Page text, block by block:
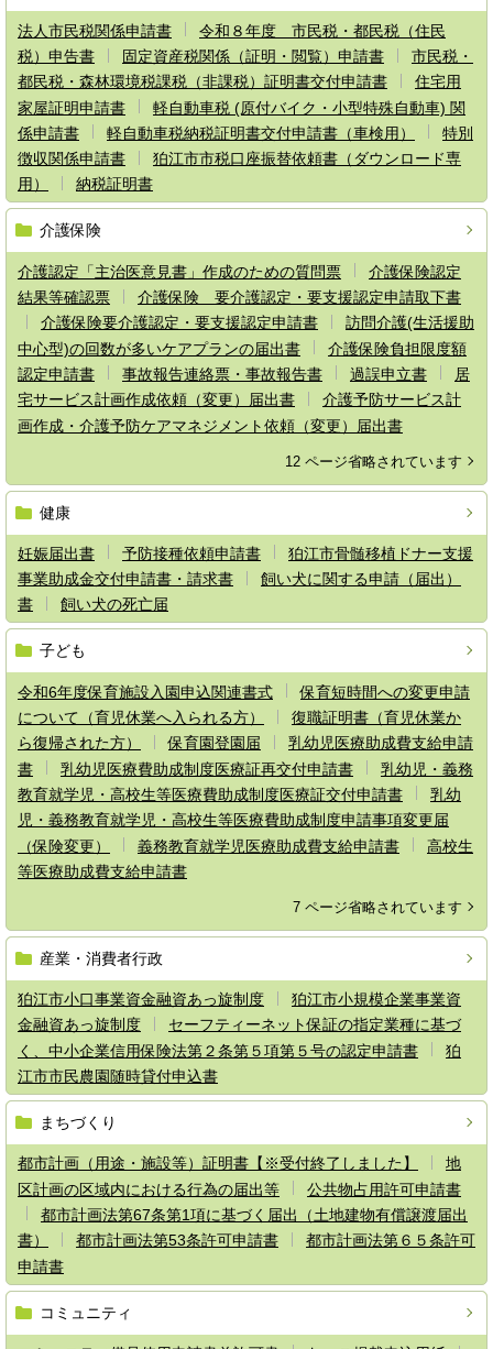
法人市民税関係申請書
令和８年度 市民税・都民税（住民
税）申告書
固定資産税関係（証明・閲覧）申請書
市民税・
都民税・森林環境税課税（非課税）証明書交付申請書
住宅用
家屋証明申請書
軽自動車税 (原付バイク・小型特殊自動車) 関
係申請書
軽自動車税納税証明書交付申請書（車検用）
特別
徴収関係申請書
狛江市市税口座振替依頼書（ダウンロード専
用）
納税証明書
介護保険
介護認定「主治医意見書」作成のための質問票
介護保険認定
結果等確認票
介護保険 要介護認定・要支援認定申請取下書
介護保険要介護認定・要支援認定申請書
訪問介護(生活援助
中心型)の回数が多いケアプランの届出書
介護保険負担限度額
認定申請書
事故報告連絡票・事故報告書 過誤申立書
居
宅サービス計画作成依頼（変更）届出書
介護予防サービス計
画作成・介護予防ケアマネジメント依頼（変更）届出書
12 ページ省略されています
健康
妊娠届出書 予防接種依頼申請書
狛江市骨髄移植ドナー支援
事業助成金交付申請書・請求書
飼い犬に関する申請（届出）
書
飼い犬の死亡届
子ども
令和6年度保育施設入園申込関連書式
保育短時間への変更申請
について（育児休業へ入られる方）
復職証明書（育児休業か
ら復帰された方）
保育園登園届
乳幼児医療助成費支給申請
書
乳幼児医療費助成制度医療証再交付申請書
乳幼児・義務
教育就学児・高校生等医療費助成制度医療証交付申請書
乳幼
児・義務教育就学児・高校生等医療費助成制度申請事項変更届
（保険変更）
義務教育就学児医療助成費支給申請書
高校生
等医療助成費支給申請書
7 ページ省略されています
産業・消費者行政
狛江市小口事業資金融資あっ旋制度
狛江市小規模企業事業資
金融資あっ旋制度
セーフティーネット保証の指定業種に基づ
く、中小企業信用保険法第２条第５項第５号の認定申請書
狛
江市市民農園随時貸付申込書
まちづくり
都市計画（用途・施設等）証明書【※受付終了しました】
地
区計画の区域内における行為の届出等
公共物占用許可申請書
都市計画法第67条第1項に基づく届出（土地建物有償譲渡届出
書）
都市計画法第53条許可申請書
都市計画法第６５条許可
申請書
コミュニティ